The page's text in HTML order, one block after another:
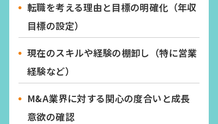
転職を考える理由と目標の明確化（年収
目標の設定）
現在のスキルや経験の棚卸し（特に営業
経験など）
M&A業界に対する関心の度合いと成長
意欲の確認